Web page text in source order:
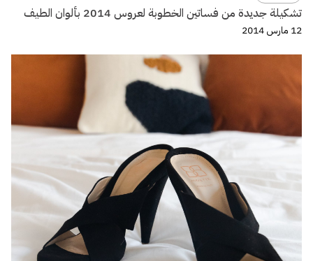
تشكيلة جديدة من فساتين الخطوبة لعروس 2014 بألوان الطيف
12 مارس 2014